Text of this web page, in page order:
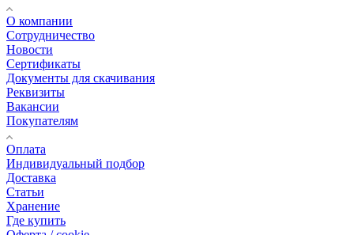
О компании
Сотрудничество
Новости
Сертификаты
Документы для скачивания
Реквизиты
Вакансии
Покупателям
Оплата
Индивидуальный подбор
Доставка
Статьи
Хранение
Где купить